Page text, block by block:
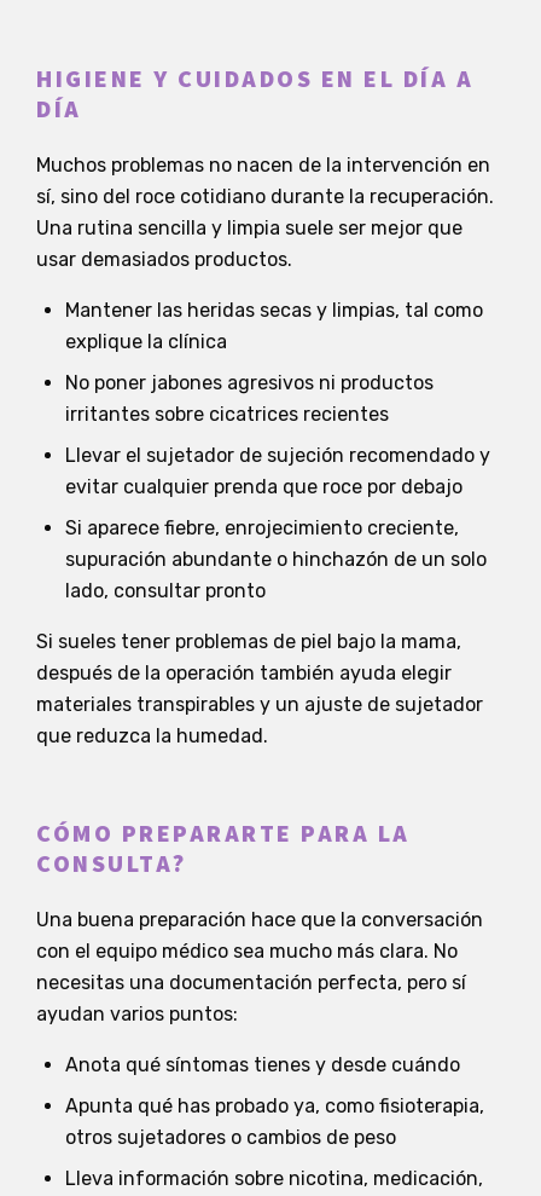
HIGIENE Y CUIDADOS EN EL DÍA A
DÍA
Muchos problemas no nacen de la intervención en
sí, sino del roce cotidiano durante la recuperación.
Una rutina sencilla y limpia suele ser mejor que
usar demasiados productos.
Mantener las heridas secas y limpias, tal como
explique la clínica
No poner jabones agresivos ni productos
irritantes sobre cicatrices recientes
Llevar el sujetador de sujeción recomendado y
evitar cualquier prenda que roce por debajo
Si aparece fiebre, enrojecimiento creciente,
supuración abundante o hinchazón de un solo
lado, consultar pronto
Si sueles tener problemas de piel bajo la mama,
después de la operación también ayuda elegir
materiales transpirables y un ajuste de sujetador
que reduzca la humedad.
CÓMO PREPARARTE PARA LA
CONSULTA?
Una buena preparación hace que la conversación
con el equipo médico sea mucho más clara. No
necesitas una documentación perfecta, pero sí
ayudan varios puntos:
Anota qué síntomas tienes y desde cuándo
Apunta qué has probado ya, como fisioterapia,
otros sujetadores o cambios de peso
Lleva información sobre nicotina, medicación,